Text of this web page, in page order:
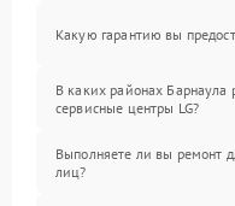
Какую гарантию вы
В каких районах Барнаула
сервисные центры LG?
Выполняете ли вы ремонт
лиц?